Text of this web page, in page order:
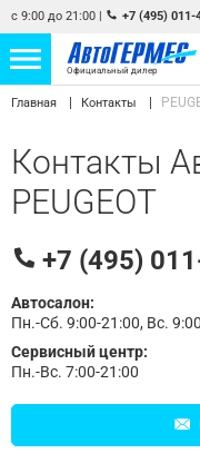
с 9:00 до 21:00 | +7 (495) 011-
Официальный дилер
НОВЫЕ
С ПРОБЕГОМ 858 авто
СЕРВИС
УСЛУГИ
АКЦИИ
О КОМПАНИИ
Главная Контакты
Контакты
PEUGEOT
+7 (495)
Автосалон:
Пн.-Сб. 9:00-21:00, Вс.
Сервисный центр:
Пн.-Вс. 7:00-21:00